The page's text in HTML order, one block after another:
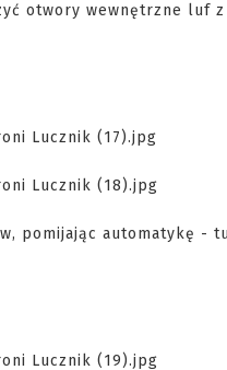
otwory wewnętrzne luf
pomijając automatykę -